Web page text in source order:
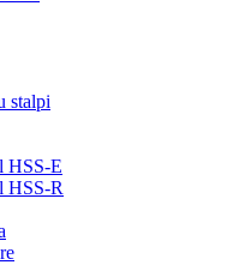
stalpi
HSS-E
HSS-R